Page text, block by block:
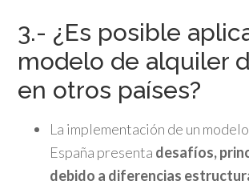
3.- ¿Es posible
modelo de alquiler
en otros países?
La implementación de un
España presenta desafíos,
debido a diferencias